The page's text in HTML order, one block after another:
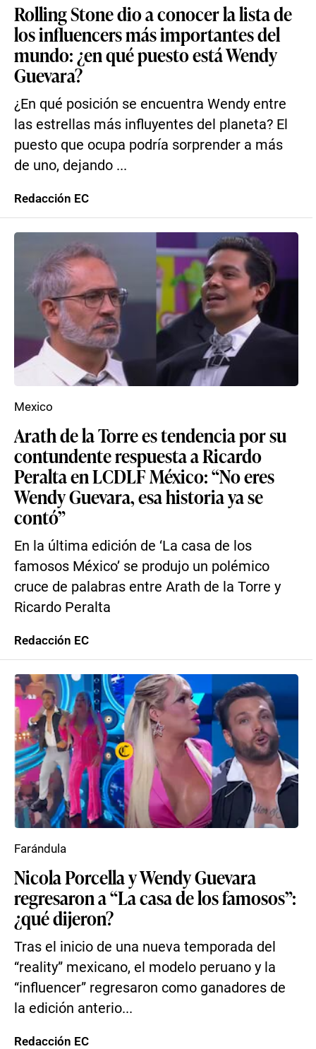
Rolling Stone dio a conocer la lista de
los influencers más importantes del
mundo: ¿en qué puesto está Wendy
Guevara?
¿En qué posición se encuentra Wendy entre
las estrellas más influyentes del planeta? El
puesto que ocupa podría sorprender a más
de uno, dejando ...
Redacción EC
Arath de la Torre es tendencia por su
contundente respuesta a Ricardo
Peralta en LCDLF México: “No eres
Wendy Guevara, esa historia ya se
contó”
En la última edición de ‘La casa de los
famosos México’ se produjo un polémico
cruce de palabras entre Arath de la Torre y
Ricardo Peralta
Mexico
Redacción EC
Nicola Porcella y Wendy Guevara
regresaron a “La casa de los famosos”:
¿qué dijeron?
Tras el inicio de una nueva temporada del
“reality” mexicano, el modelo peruano y la
“influencer” regresaron como ganadores de
la edición anterio...
Farándula
Redacción EC